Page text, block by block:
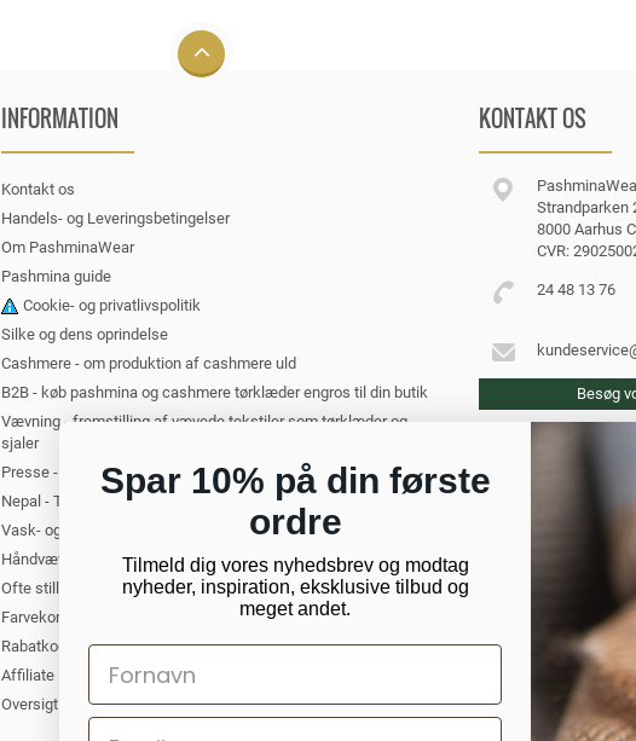
INFORMATION
Kontakt os
Handels- og Leveringsbetingelser
Om PashminaWear
Pashmina guide
Cookie- og privatlivspolitik
Silke og dens oprindelse
Cashmere - om produktion af cashmere uld
B2B - køb pashmina og cashmere tørklæder engros til din butik
Vævning - fremstilling af vævede tekstiler som tørklæder og
sjaler
Presse - PashminaWear i medierne
Nepal - Turist i Kathmandu. Om at rejse til Nepal
Vask- og plejeanvisning for cashmere
Håndvævede tørklæder og sjaler
Ofte stillede spørgsmål om cashmere
Farvekort - oversigt over alle vores farver
Rabatkode til PashminaWear
Affiliate Partner
Oversigt
KONTAKT OS
Strandparken
8000 Aarhus C
CVR:
24 48 13 76
Besøg
Spar 10% på din første
ordre
Tilmeld dig vores nyhedsbrev og modtag
nyheder, inspiration, eksklusive tilbud og
meget andet.